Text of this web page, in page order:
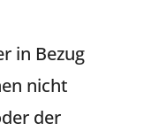
in Bezug
nicht
der